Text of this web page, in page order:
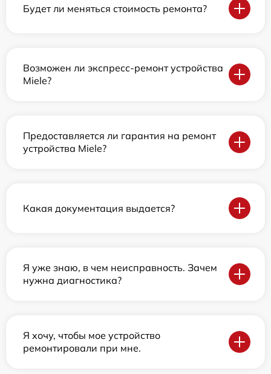
Будет ли меняться стоимость ремонта?
Возможен ли экспресс-ремонт устройства
Miele?
Предоставляется ли гарантия на ремонт
устройства Miele?
Какая документация выдается?
Я уже знаю, в чем неисправность. Зачем
нужна диагностика?
Я хочу, чтобы мое устройство
ремонтировали при мне.